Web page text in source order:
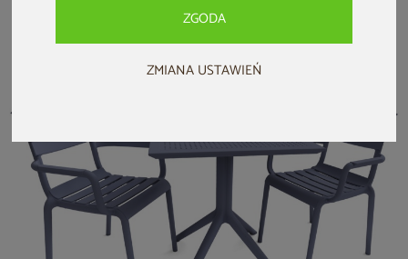
ZGODA
ZMIANA USTAWIEŃ
3 299 zł